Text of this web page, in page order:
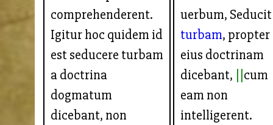
comprehenderent.
Igitur hoc quidem id
est seducere turbam
a doctrina
dogmatum
dicebant, non
uerbum, Seducit
turbam, propter
eius doctrinam
dicebant,
cum
eam non
intelligerent.